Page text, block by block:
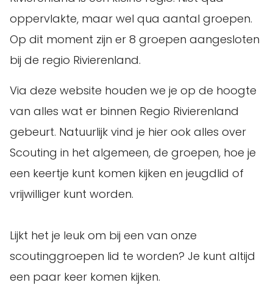
oppervlakte, maar wel qua aantal groepen.
Op dit moment zijn er 8 groepen aangesloten
bij de regio Rivierenland.
Via deze website houden we je op de hoogte
van alles wat er binnen Regio Rivierenland
gebeurt. Natuurlijk vind je hier ook alles over
Scouting in het algemeen, de groepen, hoe je
een keertje kunt komen kijken en jeugdlid of
vrijwilliger kunt worden.
Lijkt het je leuk om bij een van onze
scoutinggroepen lid te worden? Je kunt altijd
een paar keer komen kijken.